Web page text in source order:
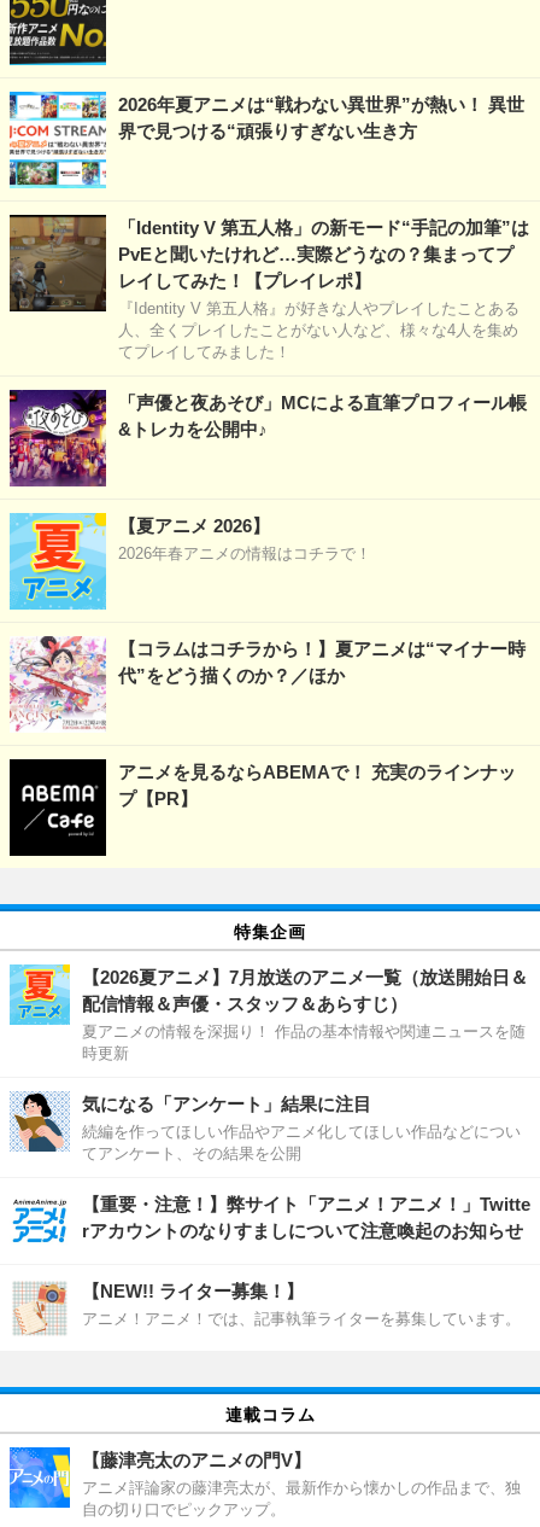
2026年夏アニメは“戦わない異世界”が熱い！ 異世
界で見つける“頑張りすぎない生き方
「Identity V 第五人格」の新モード“手記の加筆”は
PvEと聞いたけれど…実際どうなの？集まってプ
レイしてみた！【プレイレポ】
『Identity V 第五人格』が好きな人やプレイしたことある
人、全くプレイしたことがない人など、様々な4人を集め
てプレイしてみました！
「声優と夜あそび」MCによる直筆プロフィール帳
&トレカを公開中♪
【夏アニメ 2026】
2026年春アニメの情報はコチラで！
【コラムはコチラから！】夏アニメは“マイナー時
代”をどう描くのか？／ほか
アニメを見るならABEMAで！ 充実のラインナッ
プ【PR】
特集企画
【2026夏アニメ】7月放送のアニメ一覧（放送開始日＆
配信情報＆声優・スタッフ＆あらすじ）
夏アニメの情報を深掘り！ 作品の基本情報や関連ニュースを随
時更新
気になる「アンケート」結果に注目
続編を作ってほしい作品やアニメ化してほしい作品などについ
てアンケート、その結果を公開
【重要・注意！】弊サイト「アニメ！アニメ！」Twitte
rアカウントのなりすましについて注意喚起のお知らせ
【NEW!! ライター募集！】
アニメ！アニメ！では、記事執筆ライターを募集しています。
連載コラム
【藤津亮太のアニメの門V】
アニメ評論家の藤津亮太が、最新作から懐かしの作品まで、独
自の切り口でピックアップ。